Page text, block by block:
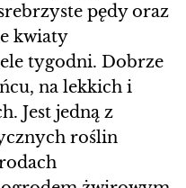
pędy oraz
kwiaty
tygodni. Dobrze
na lekkich i
Jest jedną z
roślin